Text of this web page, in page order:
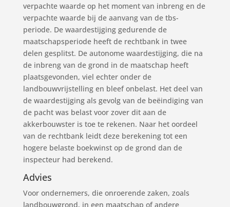
verpachte waarde op het moment van inbreng en de
verpachte waarde bij de aanvang van de tbs-
periode. De waardestijging gedurende de
maatschapsperiode heeft de rechtbank in twee
delen gesplitst. De autonome waardestijging, die na
de inbreng van de grond in de maatschap heeft
plaatsgevonden, viel echter onder de
landbouwvrijstelling en bleef onbelast. Het deel van
de waardestijging als gevolg van de beëindiging van
de pacht was belast voor zover dit aan de
akkerbouwster is toe te rekenen. Naar het oordeel
van de rechtbank leidt deze berekening tot een
hogere belaste boekwinst op de grond dan de
inspecteur had berekend.
Advies
Voor ondernemers, die onroerende zaken, zoals
landbouwgrond, in een maatschap of andere